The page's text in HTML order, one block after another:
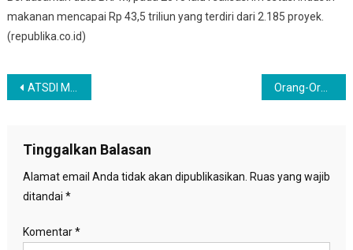
makanan mencapai Rp 43,5 triliun yang terdiri dari 2.185 proyek.
(republika.co.id)
Navigasi
ATSDI Minta Realisasi TV Digital Orang-Orang Kaya China Larikan Uangnya Keluar Negaranya
Tinggalkan Balasan
Alamat email Anda tidak akan dipublikasikan. Ruas yang wajib
ditandai *
Komentar*